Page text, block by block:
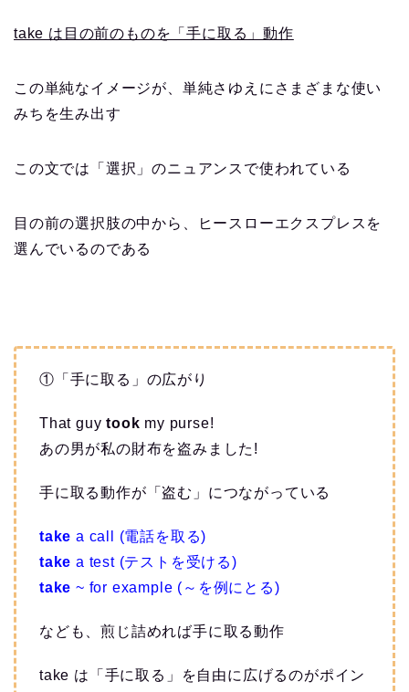
take は目の前のものを「手に取る」動作
この単純なイメージが、単純さゆえにさまざまな使い
みちを生み出す
この文では「選択」のニュアンスで使われている
目の前の選択肢の中から、ヒースローエクスプレスを
選んでいるのである
①「手に取る」の広がり
That guytook my purse!
あの男が私の財布を盗みました!
手に取る動作が「盗む」につながっている
take a call (電話を取る)
take a test (テストを受ける)
take ~ for example (～を例にとる)
なども、煎じ詰めれば手に取る動作
take は「手に取る」を自由に広げるのがポイン